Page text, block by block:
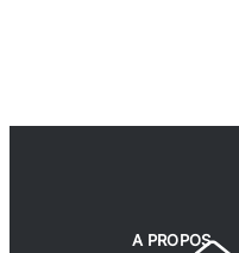
A PROPOS